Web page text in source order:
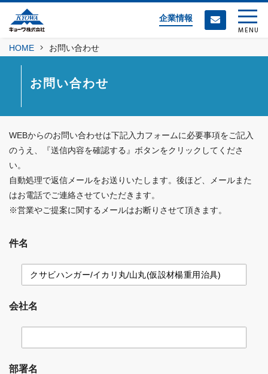
企業情報
MENU
HOME お問い合わせ
お問い合わせ
WEBからのお問い合わせは下記入力フォームに必要事項をご記入
のうえ、『送信内容を確認する』ボタンをクリックしてくださ
い。
自動処理で返信メールをお送りいたします。後ほど、メールまた
はお電話でご連絡させていただきます。
※営業やご提案に関するメールはお断りさせて頂きます。
件名
会社名
部署名